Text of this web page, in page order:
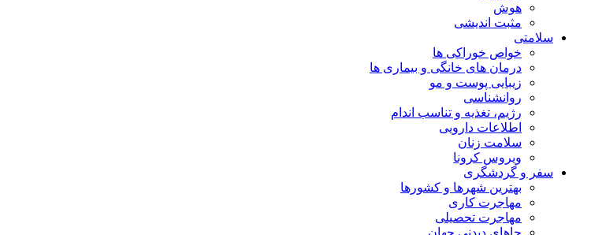
هوش
مثبت اندیشی
سلامتی
خواص خوراکی ها
درمان های خانگی و بیماری ها
زیبایی پوست و مو
روانشناسی
رژیم، تغذیه و تناسب اندام
اطلاعات دارویی
سلامت زنان
ویروس کرونا
سفر و گردشگری
بهترین شهرها و کشورها
مهاجرت کاری
مهاجرت تحصیلی
جاهای دیدنی جهان